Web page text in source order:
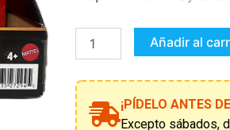
World
Chaos
Añadir al
¡PÍDELO ANTES
Excepto sábados,